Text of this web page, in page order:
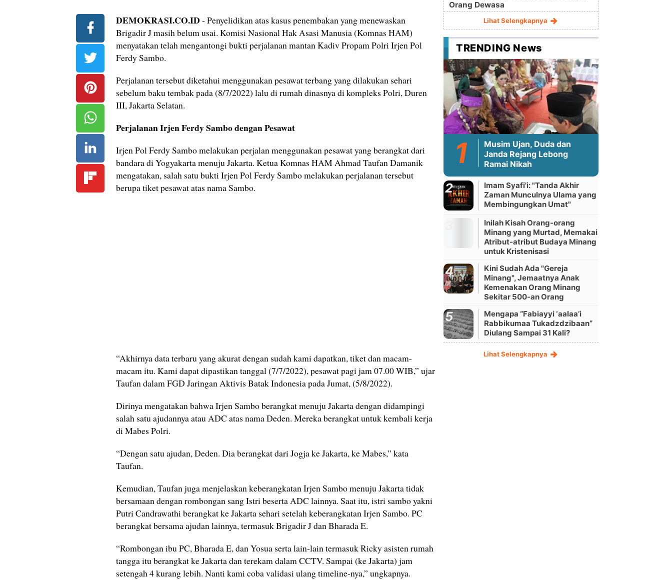
DEMOKRASI.CO.ID - Penyelidikan atas kasus penembakan yang menewaskan
Brigadir J masih belum usai. Komisi Nasional Hak Asasi Manusia (Komnas HAM)
menyatakan telah mengantongi bukti perjalanan mantan Kadiv Propam Polri Irjen Pol
Ferdy Sambo.
Perjalanan tersebut diketahui menggunakan pesawat terbang yang dilakukan sehari
sebelum baku tembak pada (8/7/2022) lalu di rumah dinasnya di kompleks Polri, Duren
III, Jakarta Selatan.
Perjalanan Irjen Ferdy Sambo dengan Pesawat
Irjen Pol Ferdy Sambo melakukan perjalan menggunakan pesawat yang berangkat dari
bandara di Yogyakarta menuju Jakarta. Ketua Komnas HAM Ahmad Taufan Damanik
mengatakan, salah satu bukti Irjen Pol Ferdy Sambo melakukan perjalanan tersebut
berupa tiket pesawat atas nama Sambo.
“Akhirnya data terbaru yang akurat dengan sudah kami dapatkan, tiket dan macam-
macam itu. Kami dapat dipastikan tanggal (7/7/2022), pesawat pagi jam 07.00 WIB,” ujar
Taufan dalam FGD Jaringan Aktivis Batak Indonesia pada Jumat, (5/8/2022).
Dirinya mengatakan bahwa Irjen Sambo berangkat menuju Jakarta dengan didampingi
salah satu ajudannya atau ADC atas nama Deden. Mereka berangkat untuk kembali kerja
di Mabes Polri.
“Dengan satu ajudan, Deden. Dia berangkat dari Jogja ke Jakarta, ke Mabes,” kata
Taufan.
Kemudian, Taufan juga menjelaskan keberangkatan Irjen Sambo menuju Jakarta tidak
bersamaan dengan rombongan sang Istri beserta ADC lainnya. Saat itu, istri sambo yakni
Putri Candrawathi berangkat ke Jakarta sehari setelah keberangkatan Irjen Sambo. PC
berangkat bersama ajudan lainnya, termasuk Brigadir J dan Bharada E.
“Rombongan ibu PC, Bharada E, dan Yosua serta lain-lain termasuk Ricky asisten rumah
tangga itu berangkat ke Jakarta dan terekam dalam CCTV. Sampai (ke Jakarta) jam
setengah 4 kurang lebih. Nanti kami coba validasi ulang timeline-nya,” ungkapnya.
Orang Dewasa
Lihat Selengkapnya
TRENDING News
Musim Ujan, Duda dan
Janda Rejang Lebong
Ramai Nikah
Imam Syafi'i: "Tanda Akhir
Zaman Munculnya Ulama yang
Membingungkan Umat"
Inilah Kisah Orang-orang
Minang yang Murtad, Memakai
Atribut-atribut Budaya Minang
untuk Kristenisasi
Kini Sudah Ada "Gereja
Minang", Jemaatnya Anak
Kemenakan Orang Minang
Sekitar 500-an Orang
Mengapa “Fabiayyi ‘aalaa’i
Rabbikumaa Tukadzdzibaan”
Diulang Sampai 31 Kali?
Lihat Selengkapnya